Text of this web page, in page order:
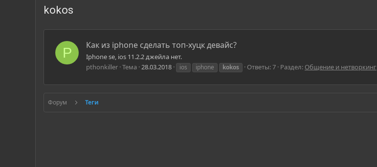
kokos
P Как из iphone сделать топ-хуцк девайс?
Iphone se, ios 11.2.2 джейла нет.
pthonkiller Тема 28.03.2018 ios iphone kokos Ответы: 7 Раздел: Общение и нетворкинг
Форум Теги